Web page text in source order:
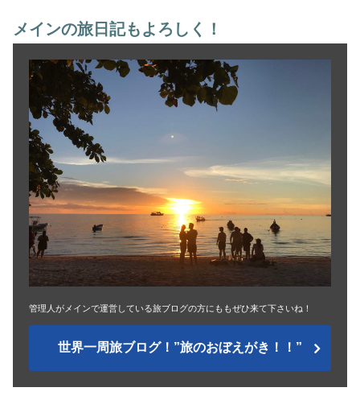
メインの旅日記もよろしく！
管理人がメインで運営している旅ブログの方にももぜひ来て下さいね！
世界一周旅ブログ！”旅のおぼえがき！！”